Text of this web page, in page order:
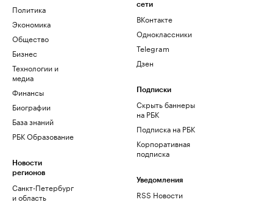
Политика
Экономика
Общество
Бизнес
Технологии и
медиа
Финансы
Биографии
База знаний
РБК Образование
Новости
регионов
Санкт-Петербург
и область
сети
ВКонтакте
Одноклассники
Telegram
Дзен
Подписки
Скрыть баннеры
на РБК
Подписка на РБК
Корпоративная
подписка
Уведомления
RSS Новости